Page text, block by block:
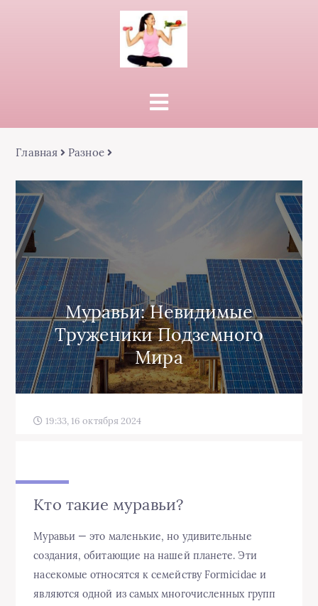
Главная Разное
Муравьи: Невидимые
Труженики Подземного
Мира
19:33, 16 октября 2024
Кто такие муравьи?
Муравьи — это маленькие, но удивительные
создания, обитающие на нашей планете. Эти
насекомые относятся к семейству Formicidae и
являются одной из самых многочисленных групп